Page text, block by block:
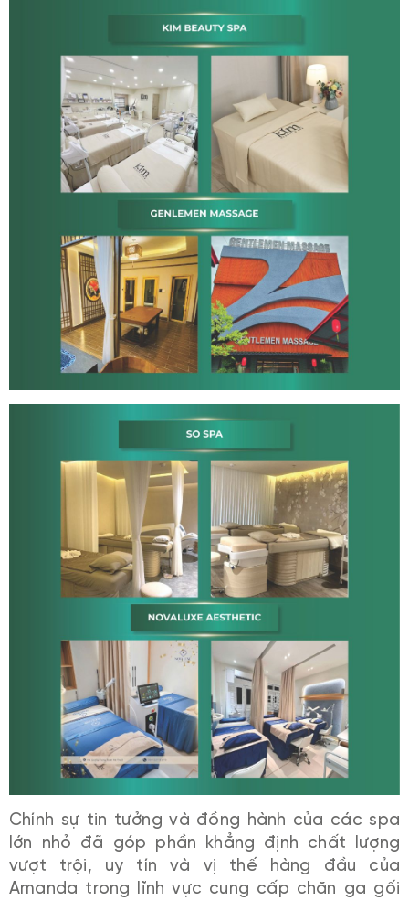
Chính sự tin tưởng và đồng hành của các spa
lớn nhỏ đã góp phần khẳng định chất lượng
vượt trội, uy tín và vị thế hàng đầu của
Amanda trong lĩnh vực cung cấp chăn ga gối